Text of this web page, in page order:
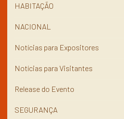
HABITAÇÃO
NACIONAL
Notícias para Expositores
Notícias para Visitantes
Release do Evento
SEGURANÇA